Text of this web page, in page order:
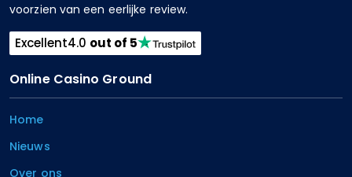
voorzien van een eerlijke review.
Excellent4.0 out of 5
Online Casino Ground
Home
Nieuws
Over ons